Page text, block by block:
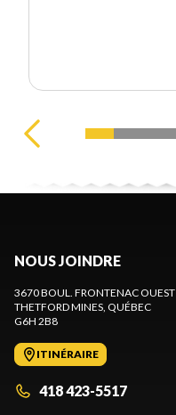
NOUS JOINDRE
3670 BOUL. FRONTENAC OUEST
THETFORD MINES , QUÉBEC
G6H 2B8
ITINÉRAIRE
418 423-5517